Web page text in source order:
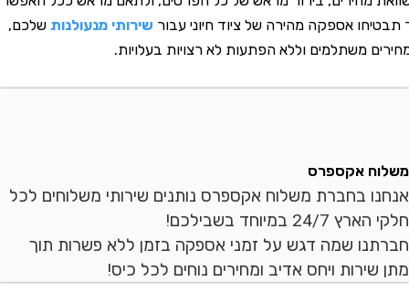
אספקה מהירה של ציוד חיוני עבורשירותי מנעולנותשלכם,
משתלמים וללא הפתעות לא רצויות בעלויות.
אקספרס
בחברת משלוח אקספרס נותנים שירותי משלוחים לכל
במיוחד בשבילכם!
שמה דגש על זמני אספקה בזמן ללא פשרות תוך
ויחס אדיב ומחירים נוחים לכל כיס!